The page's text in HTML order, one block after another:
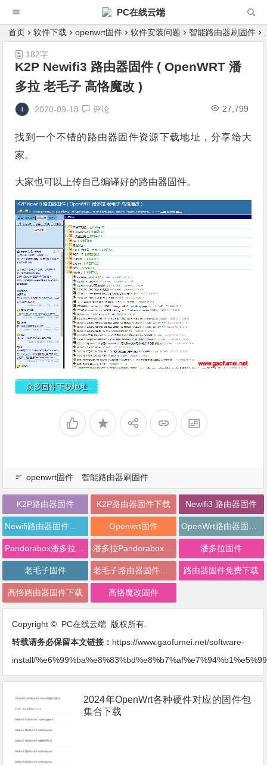
PC在线云端
首页 软件下载 openwrt固件 软件安装问题 智能路由器刷固件
K2P Newifi3 路由器固件 ( OpenWRT 潘
多拉 老毛子 高恪魔改 )
2020-09-18 评论 27,799
182字
找到一个不错的路由器固件资源下载地址，分享给大
家。
大家也可以上传自己编译好的路由器固件。
众多固件下载地址
openwrt固件 智能路由器刷固件
K2P路由器固件 K2P路由器固件下载 Newifi3 路由器固件
Openwrt固件
潘多拉固件
老毛子固件 路由器固件免费下载
高恪路由器固件下载 高恪魔改固件
Copyright © PC在线云端 版权所有.
转载请务必保留本文链接： https://www.gaofumei.net/software-
install/
2024年OpenWrt各种硬件对应的固件包
集合下载